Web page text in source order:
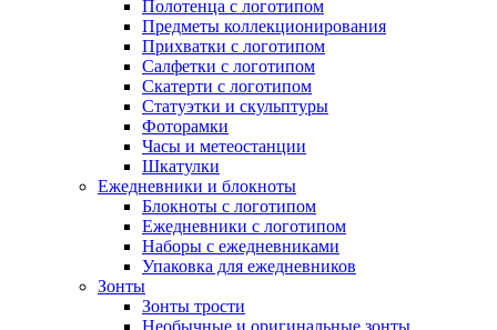
Полотенца с логотипом
Предметы коллекционирования
Прихватки с логотипом
Салфетки с логотипом
Скатерти с логотипом
Статуэтки и скульптуры
Фоторамки
Часы и метеостанции
Шкатулки
Ежедневники и блокноты
Блокноты с логотипом
Ежедневники с логотипом
Наборы с ежедневниками
Упаковка для ежедневников
Зонты
Зонты трости
Необычные и оригинальные зонты